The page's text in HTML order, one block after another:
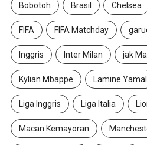
Bobotoh Brasil Chelsea
FIFA FIFA Matchday
Inggris Inter Milan jak
Kylian Mbappe Lamine Yamal
Liga Inggris Liga Italia
Macan Kemayoran